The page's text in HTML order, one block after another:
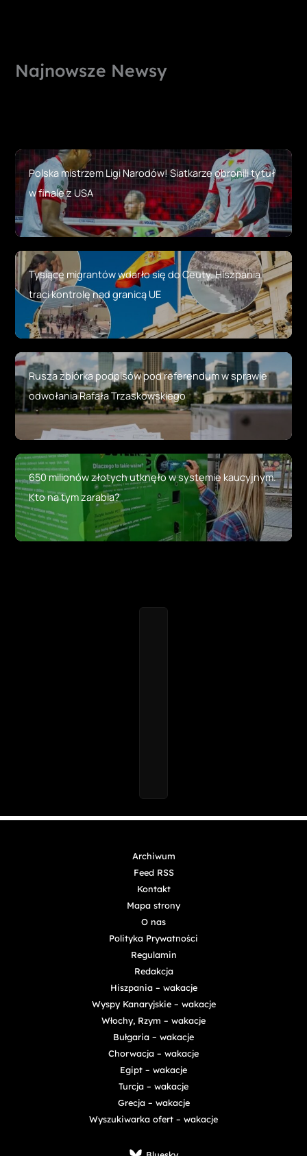
Najnowsze Newsy
Polska mistrzem Ligi Narodów! Siatkarze obronili tytuł
w finale z USA
Tysiące migrantów wdarło się do Ceuty. Hiszpania
traci kontrolę nad granicą UE
Rusza zbiórka podpisów pod referendum w sprawie
odwołania Rafała Trzaskowskiego
650 milionów złotych utknęło w systemie kaucyjnym.
Kto na tym zarabia?
Archiwum
Feed RSS
Kontakt
Mapa strony
O nas
Polityka Prywatności
Regulamin
Redakcja
Hiszpania – wakacje
Wyspy Kanaryjskie – wakacje
Włochy, Rzym – wakacje
Bułgaria – wakacje
Chorwacja – wakacje
Egipt – wakacje
Turcja – wakacje
Grecja – wakacje
Wyszukiwarka ofert – wakacje